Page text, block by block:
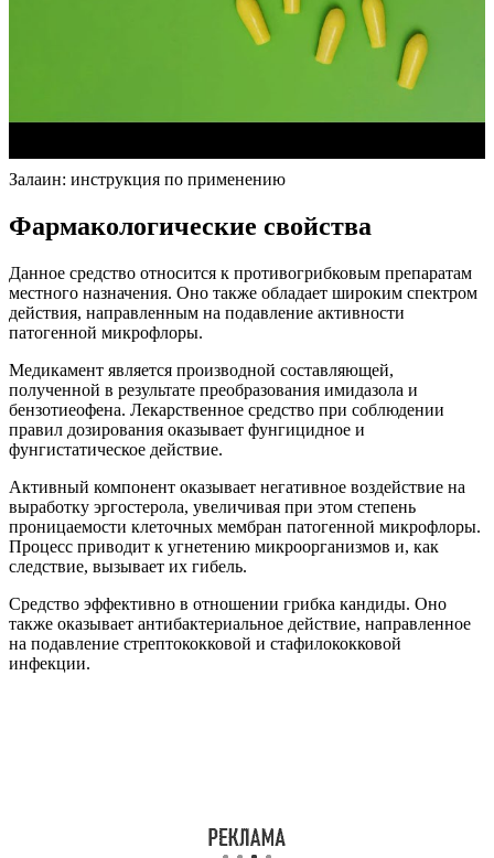
Залаин: инструкция по применению
Фармакологические свойства
Данное средство относится к противогрибковым препаратам
местного назначения. Оно также обладает широким спектром
действия, направленным на подавление активности
патогенной микрофлоры.
Медикамент является производной составляющей,
полученной в результате преобразования имидазола и
бензотиеофена. Лекарственное средство при соблюдении
правил дозирования оказывает фунгицидное и
фунгистатическое действие.
Активный компонент оказывает негативное воздействие на
выработку эргостерола, увеличивая при этом степень
проницаемости клеточных мембран патогенной микрофлоры.
Процесс приводит к угнетению микроорганизмов и, как
следствие, вызывает их гибель.
Средство эффективно в отношении грибка кандиды. Оно
также оказывает антибактериальное действие, направленное
на подавление стрептококковой и стафилококковой
инфекции.